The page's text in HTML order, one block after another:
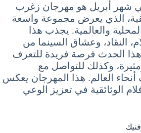
شهر أبريل هو مهرجان زغرب
الذي يعرض مجموعة واسعة
والعالمية. يجذب هذا
النقاد، وعشاق السينما من
هذا الحدث فرصة فريدة للتعرف
وكذلك للتواصل مع
العالم. هذا المهرجان يعكس
الوثائقية في تعزيز الوعي